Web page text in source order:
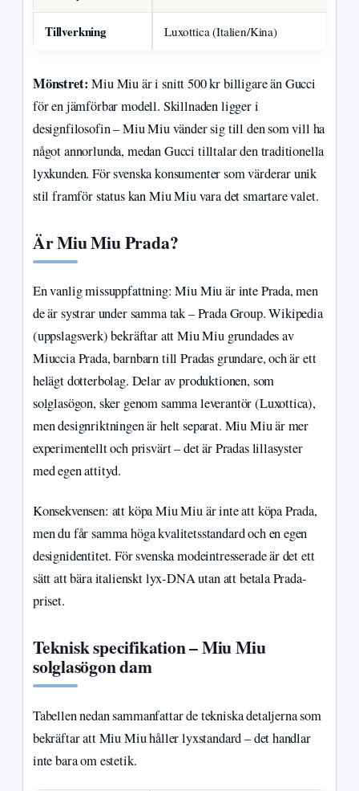
Tillverkning Luxottica (Italien/Kina)
Mönstret: Miu Miu är i snitt 500 kr billigare än Gucci
för en jämförbar modell. Skillnaden ligger i
designfilosofin – Miu Miu vänder sig till den som vill ha
något annorlunda, medan Gucci tilltalar den traditionella
lyxkunden. För svenska konsumenter som värderar unik
stil framför status kan Miu Miu vara det smartare valet.
Är Miu Miu Prada?
En vanlig missuppfattning: Miu Miu är inte Prada, men
de är systrar under samma tak – Prada Group. Wikipedia
(uppslagsverk) bekräftar att Miu Miu grundades av
Miuccia Prada, barnbarn till Pradas grundare, och är ett
helägt dotterbolag. Delar av produktionen, som
solglasögon, sker genom samma leverantör (Luxottica),
men designriktningen är helt separat. Miu Miu är mer
experimentellt och prisvärt – det är Pradas lillasyster
med egen attityd.
Konsekvensen: att köpa Miu Miu är inte att köpa Prada,
men du får samma höga kvalitetsstandard och en egen
designidentitet. För svenska modeintresserade är det ett
sätt att bära italienskt lyx-DNA utan att betala Prada-
priset.
Teknisk specifikation – Miu Miu
solglasögon dam
Tabellen nedan sammanfattar de tekniska detaljerna som
bekräftar att Miu Miu håller lyxstandard – det handlar
inte bara om estetik.